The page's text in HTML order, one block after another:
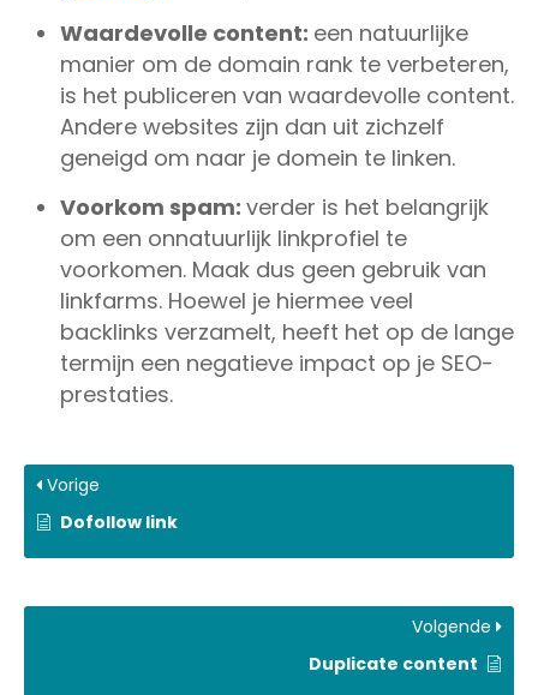
Waardevolle content: een natuurlijke
manier om de domain rank te verbeteren,
is het publiceren van waardevolle content.
Andere websites zijn dan uit zichzelf
geneigd om naar je domein te linken.
Voorkom spam: verder is het belangrijk
om een onnatuurlijk linkprofiel te
voorkomen. Maak dus geen gebruik van
linkfarms. Hoewel je hiermee veel
backlinks verzamelt, heeft het op de lange
termijn een negatieve impact op je SEO-
prestaties.
Vorige
Dofollow link
Volgende
Duplicate content